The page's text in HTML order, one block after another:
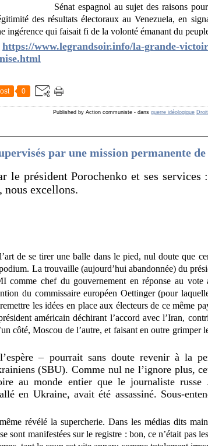
Sénat espagnol au sujet des raisons
des résultats électoraux au Venezuela, en
ingérence qui faisait fi de la volonté émanant du
https://www.legrandsoir.info/la-grande-
0
Published by Action communiste - dansguerre idéologique
par une mission permanente
le président Porochenko et ses
nous excellons.
de se tirer une balle dans le pied, nul doute que
La trouvaille (aujourd’hui abandonnée) du
comme chef du gouvernement en réponse au vote
du commissaire européen Oettinger (pour
les idées en place aux électeurs de ce même
américain déchirant l’accord avec l’Iran,
côté, Moscou de l’autre, et faisant en outre grimper
– pourrait sans doute revenir à la
(SBU). Comme nul ne l’ignore plus,
au monde entier que le journaliste russe
en Ukraine, avait été assassiné. Sous-
révélé la supercherie. Dans les médias dits
sont manifestées sur le registre : bon, ce n’était pas